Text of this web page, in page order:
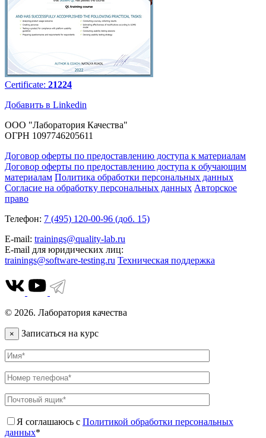
Certificate: 21224
Добавить в Linkedin
ООО "Лаборатория Качества"
ОГРН 1097746205611
Договор оферты по предоставлению доступа к материалам
Договор оферты по предоставлению доступа к обучающим
материалам Политика обработки персональных данных
Согласие на обработку персональных данных Авторское
право
Телефон: 7 (495) 120-00-96 (доб. 15)
E-mail: trainings@quality-lab.ru
E-mail для юридических лиц:
trainings@software-testing.ru Техническая поддержка
© 2026. Лаборатория качества
× Записаться на курс
Я соглашаюсь с Политикой обработки персональных
данных*